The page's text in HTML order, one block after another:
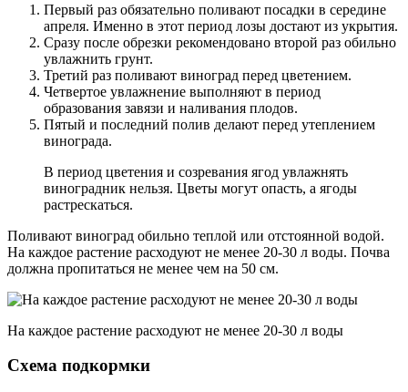
Первый раз обязательно поливают посадки в середине
апреля. Именно в этот период лозы достают из укрытия.
Сразу после обрезки рекомендовано второй раз обильно
увлажнить грунт.
Третий раз поливают виноград перед цветением.
Четвертое увлажнение выполняют в период
образования завязи и наливания плодов.
Пятый и последний полив делают перед утеплением
винограда.
В период цветения и созревания ягод увлажнять
виноградник нельзя. Цветы могут опасть, а ягоды
растрескаться.
Поливают виноград обильно теплой или отстоянной водой.
На каждое растение расходуют не менее 20-30 л воды. Почва
должна пропитаться не менее чем на 50 см.
На каждое растение расходуют не менее 20-30 л воды
Схема подкормки